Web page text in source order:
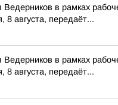
Ведерников в рамках
8 августа, передаёт...
Ведерников в рамках
8 августа, передаёт...